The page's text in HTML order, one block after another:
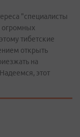
"специалисты
огромных
тибетские
открыть
на
этот